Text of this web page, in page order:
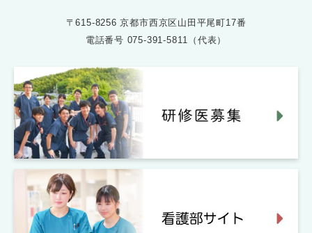
〒615-8256 京都市西京区山田平尾町17番
電話番号 075-391-5811（代表）